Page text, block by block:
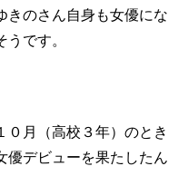
きのさん自身も女優にな
です。
０月（高校３年）のとき
優デビューを果たしたん